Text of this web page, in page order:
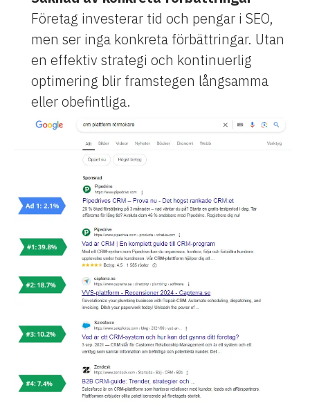
Företag investerar tid och pengar i SEO,
men ser inga konkreta förbättringar. Utan
en effektiv strategi och kontinuerlig
optimering blir framstegen långsamma
eller obefintliga.